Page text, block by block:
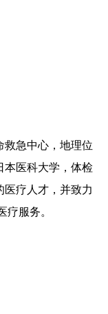
救急中心，地理位
本医科大学，体检
医疗人才，并致力
疗服务。